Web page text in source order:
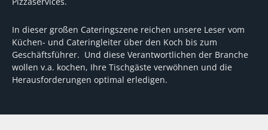
In dieser großen Cateringszene reichen unsere Leser vom
Küchen- und Cateringleiter über den Koch bis zum
Geschäftsführer. Und diese Verantwortlichen der Branche
wollen v.a. kochen, Ihre Tischgäste verwöhnen und die
Herausforderungen optimal erledigen.